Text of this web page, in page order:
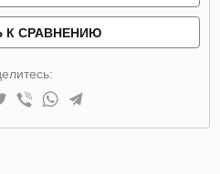
К СРАВНЕНИЮ